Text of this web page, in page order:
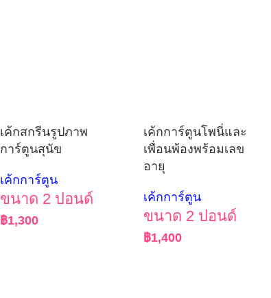
เค้กสกรีนรูปภาพ
การ์ตูนสุนัข
เค้กการ์ตูน
ขนาด 2 ปอนด์
฿1,300
เค้กการ์ตูนโพนี่และ
เพื่อนพ้องพร้อมเลข
อายุ
เค้กการ์ตูน
ขนาด 2 ปอนด์
฿1,400